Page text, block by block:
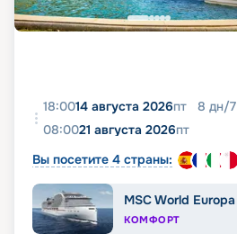
18:0014 августа 2026пт 8 дн/7
08:0021 августа 2026пт
Вы посетите 4 страны:
MSC World Europa
КОМФОРТ